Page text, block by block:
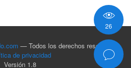
— Todos los derechos reservados
de privacidad
Versión 1.8
26